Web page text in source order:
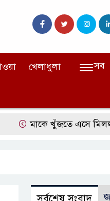
খেলাধুলা সব
মাকে খুঁজতে এসে মিলল